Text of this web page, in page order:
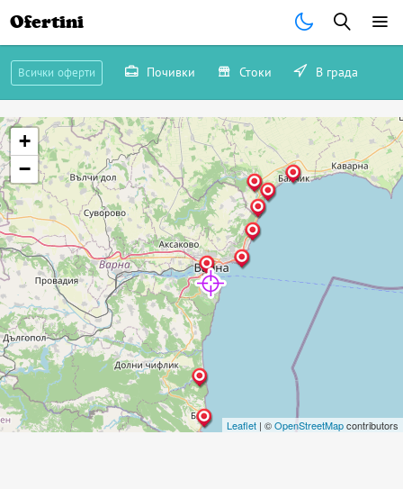
Ofertini
Всички оферти Почивки Стоки В града
+
−
Leaflet | ©OpenStreetMapcontributors